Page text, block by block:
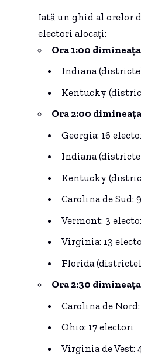
Iată un ghid al orelor
electori alocați:
Ora 1:00
Indiana
Kentucky
Ora 2:00
Georgia: 16
Indiana
Kentucky
Carolina de Sud:
Vermont: 3
Virginia: 13
Florida
Ora 2:30
Carolina de
Ohio: 17 electori
Virginia de Vest: